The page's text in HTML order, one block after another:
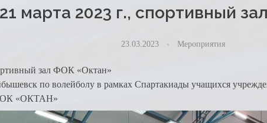
марта 2023 г., спортивный
23.03.2023 Мероприятия
зал ФОК «Октан»
по волейболу в рамках Спартакиады учащихся
«ОКТАН»